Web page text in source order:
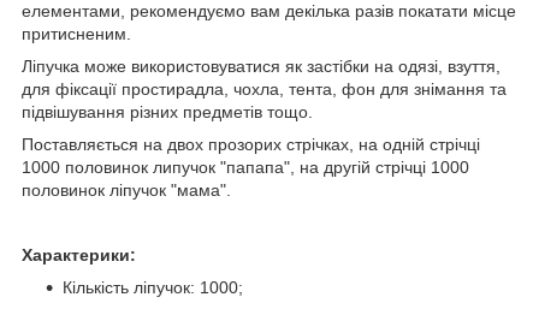
елементами, рекомендуємо вам декілька разів покатати місце
притисненим.
Ліпучка може використовуватися як застібки на одязі, взуття,
для фіксації простирадла, чохла, тента, фон для знімання та
підвішування різних предметів тощо.
Поставляється на двох прозорих стрічках, на одній стрічці
1000 половинок липучок "папапа", на другій стрічці 1000
половинок ліпучок "мама".
Характерики:
Кількість ліпучок: 1000;